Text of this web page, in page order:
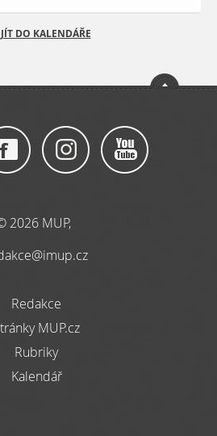
DO KALENDÁŘE
2026 MUP,
Redakce
MUP.cz
Rubriky
Kalendář